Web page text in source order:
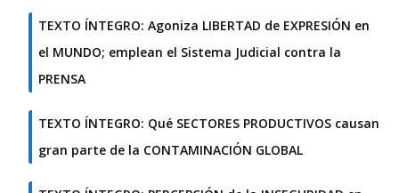
TEXTO ÍNTEGRO: Agoniza LIBERTAD de EXPRESIÓN en
el MUNDO; emplean el Sistema Judicial contra la
PRENSA
TEXTO ÍNTEGRO: Qué SECTORES PRODUCTIVOS causan
gran parte de la CONTAMINACIÓN GLOBAL